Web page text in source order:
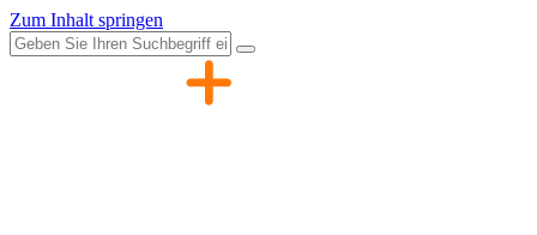
Zum Inhalt springen